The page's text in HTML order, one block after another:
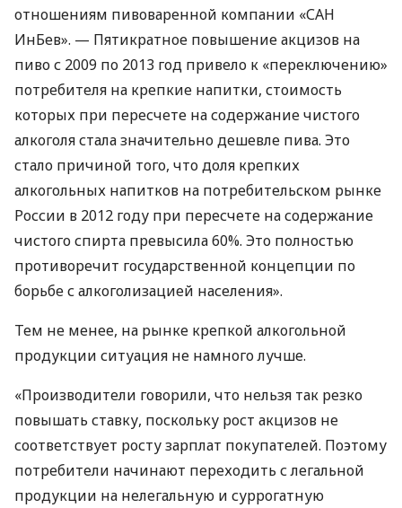
отношениям пивоваренной компании «САН
ИнБев». — Пятикратное повышение акцизов на
пиво с 2009 по 2013 год привело к «переключению»
потребителя на крепкие напитки, стоимость
которых при пересчете на содержание чистого
алкоголя стала значительно дешевле пива. Это
стало причиной того, что доля крепких
алкогольных напитков на потребительском рынке
России в 2012 году при пересчете на содержание
чистого спирта превысила 60%. Это полностью
противоречит государственной концепции по
борьбе с алкоголизацией населения».
Тем не менее, на рынке крепкой алкогольной
продукции ситуация не намного лучше.
«Производители говорили, что нельзя так резко
повышать ставку, поскольку рост акцизов не
соответствует росту зарплат покупателей. Поэтому
потребители начинают переходить с легальной
продукции на нелегальную и суррогатную